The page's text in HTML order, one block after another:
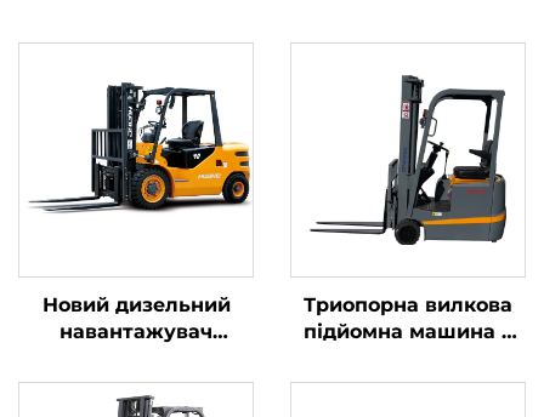
Новий дизельний
навантажувач
4 тонни з
високоякісним
Триопорна вилкова
підйомна машина з
вагою 1,0 тонни,